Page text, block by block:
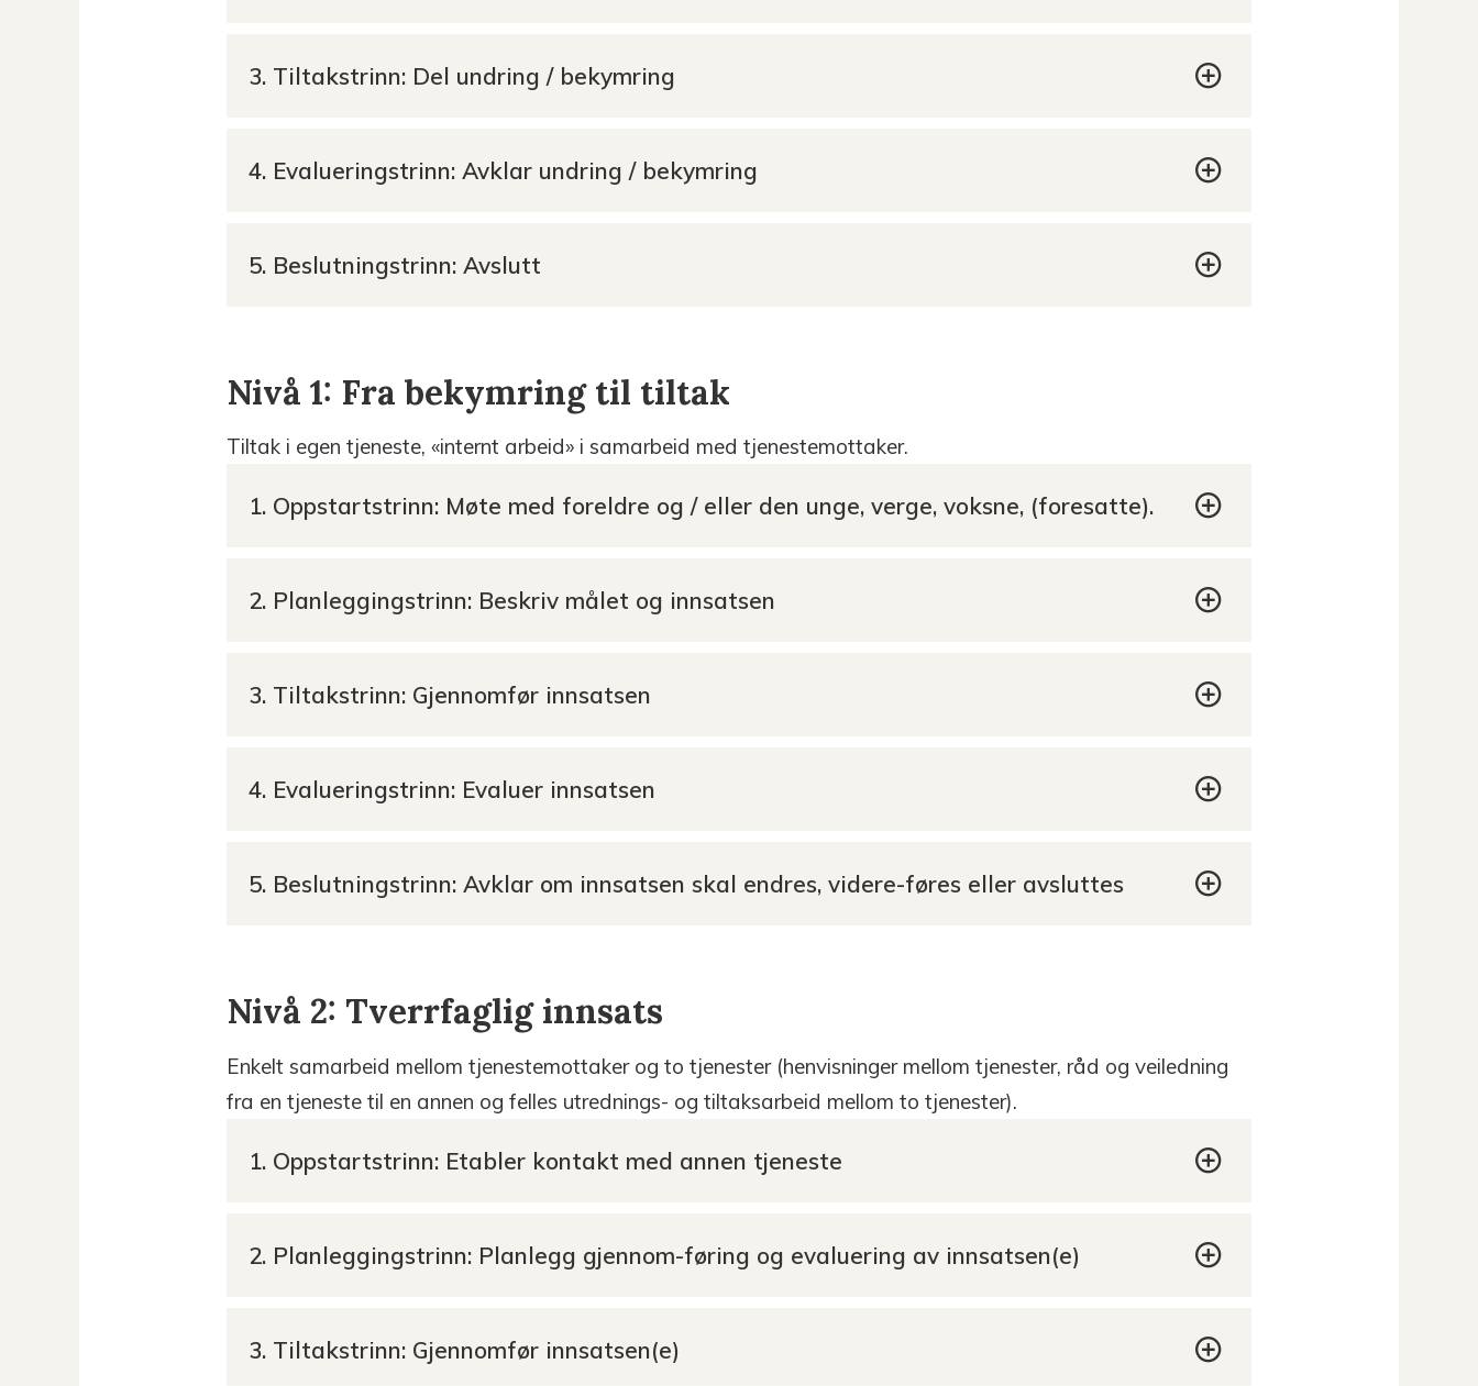
3. Tiltakstrinn: Del undring / bekymring
4. Evalueringstrinn: Avklar undring / bekymring
5. Beslutningstrinn: Avslutt
Nivå 1: Fra bekymring til tiltak
Tiltak i egen tjeneste, «internt arbeid» i samarbeid med tjenestemottaker.
1. Oppstartstrinn: Møte med foreldre og / eller den unge, verge, voksne, (foresatte).
2. Planleggingstrinn: Beskriv målet og innsatsen
3. Tiltakstrinn: Gjennomfør innsatsen
4. Evalueringstrinn: Evaluer innsatsen
5. Beslutningstrinn: Avklar om innsatsen skal endres, videre-føres eller avsluttes
Nivå 2: Tverrfaglig innsats
Enkelt samarbeid mellom tjenestemottaker og to tjenester (henvisninger mellom tjenester, råd og veiledning
fra en tjeneste til en annen og felles utrednings- og tiltaksarbeid mellom to tjenester).
1. Oppstartstrinn: Etabler kontakt med annen tjeneste
2. Planleggingstrinn: Planlegg gjennom-føring og evaluering av innsatsen(e)
3. Tiltakstrinn: Gjennomfør innsatsen(e)